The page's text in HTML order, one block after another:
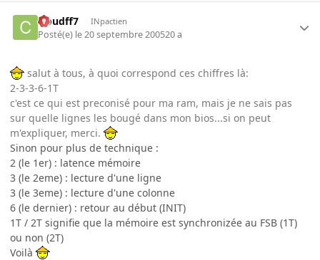
cloudff7 INpactien
Posté(e) le 20 septembre 200520 a
salut à tous, à quoi correspond ces chiffres là:
2-3-3-6-1T
c'est ce qui est preconisé pour ma ram, mais je ne sais pas
sur quelle lignes les bougé dans mon bios...si on peut
m'expliquer, merci.
Sinon pour plus de technique :
2 (le 1er) : latence mémoire
3 (le 2eme) : lecture d'une ligne
3 (le 3eme) : lecture d'une colonne
6 (le dernier) : retour au début (INIT)
1T / 2T signifie que la mémoire est synchronizée au FSB (1T)
ou non (2T)
Voilà